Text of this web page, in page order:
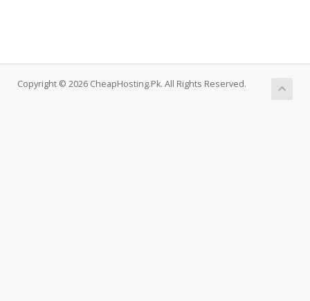
Copyright © 2026 CheapHosting.Pk. All Rights Reserved.